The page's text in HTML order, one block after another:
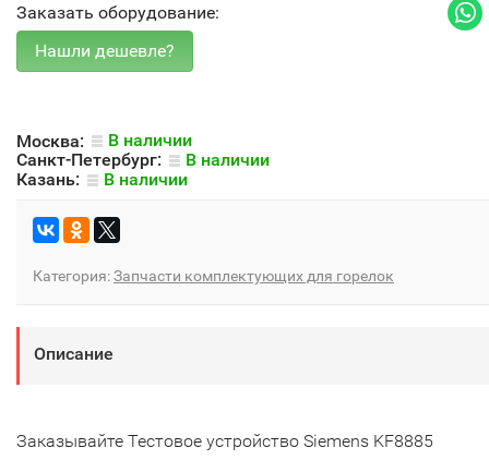
Заказать оборудование:
Москва:
В наличии
Санкт-Петербург:
В наличии
Казань:
В наличии
Категория:Запчасти комплектующих для горелок
Описание
Заказывайте Тестовое устройство Siemens KF8885